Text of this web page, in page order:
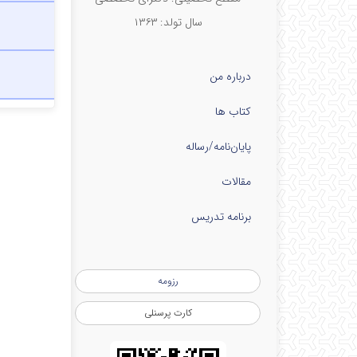
سال تولد: ۱۳۶۳
درباره من
کتاب ها
پایان‌نامه‌/رساله
مقالات
برنامه تدریس
رزومه
کارت پرسنلی